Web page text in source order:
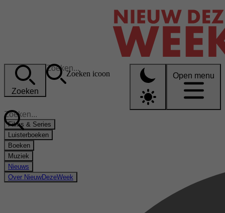
Zoeken
Zoeken icoon Open menu
Films & Series
Luisterboeken
Boeken
Muziek
Nieuws
Over NieuwDezeWeek